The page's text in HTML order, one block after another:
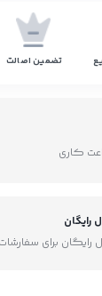
تضمین اصالت
رایگان
برای سفارشات بالای ۲